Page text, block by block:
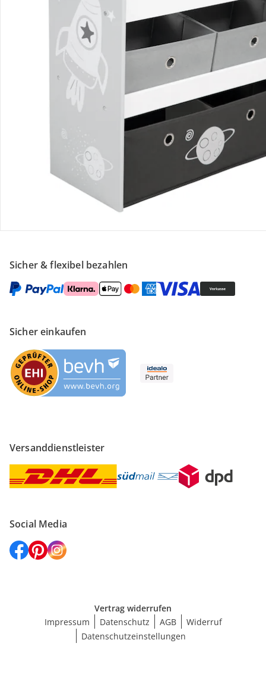
Retoure & Reklamation
Gutscheine & Aktionen
Filialen & Beratung
Sicher & flexibel bezahlen
Sicher einkaufen
Versanddienstleister
Social Media
Vertrag widerrufen
Impressum
Datenschutz AGB
Widerruf
Datenschutzeinstellungen